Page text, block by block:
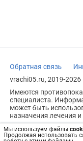
Мы используем файлы
Продолжая использовать
Обратная связь
vrachi05.ru, 2019-2026
Имеются
специалиста.
может быть
назначения лечения
Возрастное